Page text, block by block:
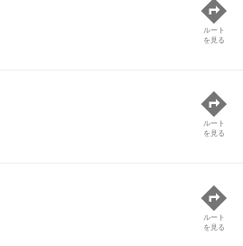
ルート
を見る
ルート
を見る
ルート
を見る